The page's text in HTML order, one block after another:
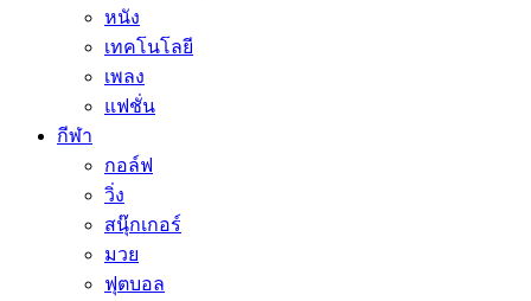
หนัง
เทคโนโลยี
เพลง
แฟชั่น
กีฬา
กอล์ฟ
วิ่ง
สนุ๊กเกอร์
มวย
ฟุตบอล